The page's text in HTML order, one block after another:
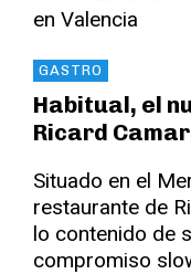
GASTRO
Habitual, el
Ricard
Situado en el
restaurante de
lo contenido de
compromiso